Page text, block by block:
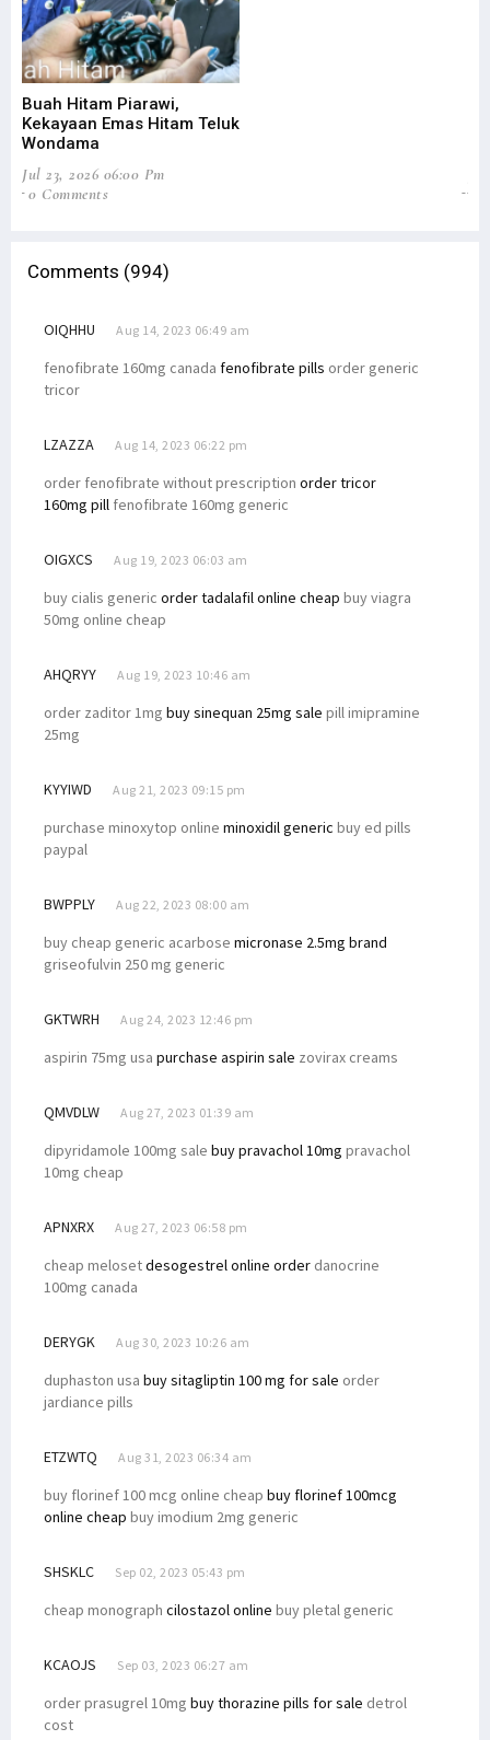
Buah Hitam Piarawi,
Kekayaan Emas Hitam Teluk
Wondama
Jul 23, 2026 06:00 Pm
0 Comments
Comments (994)
OIQHHU Aug 14, 2023 06:49 am
fenofibrate 160mg canada fenofibrate pills order generic
tricor
LZAZZA Aug 14, 2023 06:22 pm
order fenofibrate without prescription order tricor
160mg pill fenofibrate 160mg generic
OIGXCS Aug 19, 2023 06:03 am
buy cialis generic order tadalafil online cheap buy viagra
50mg online cheap
AHQRYY Aug 19, 2023 10:46 am
order zaditor 1mg buy sinequan 25mg sale pill imipramine
25mg
KYYIWD Aug 21, 2023 09:15 pm
purchase minoxytop online minoxidil generic buy ed pills
paypal
BWPPLY Aug 22, 2023 08:00 am
buy cheap generic acarbose micronase 2.5mg brand
griseofulvin 250 mg generic
GKTWRH Aug 24, 2023 12:46 pm
aspirin 75mg usa purchase aspirin sale zovirax creams
QMVDLW Aug 27, 2023 01:39 am
dipyridamole 100mg sale buy pravachol 10mg pravachol
10mg cheap
APNXRX Aug 27, 2023 06:58 pm
cheap melosetdesogestrel online order danocrine
100mg canada
DERYGK Aug 30, 2023 10:26 am
duphaston usa buy sitagliptin 100 mg for sale order
jardiance pills
ETZWTQ Aug 31, 2023 06:34 am
buy florinef 100 mcg online cheap buy florinef 100mcg
online cheap buy imodium 2mg generic
SHSKLC Sep 02, 2023 05:43 pm
cheap monograph cilostazol online buy pletal generic
KCAOJS Sep 03, 2023 06:27 am
order prasugrel 10mg buy thorazine pills for sale detrol
cost